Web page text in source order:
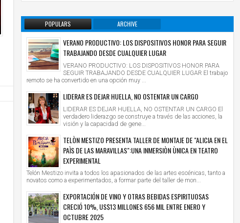
16 Jul
"TRANSITANDO" DESPIDE SU TEMPORADA EN JAZZ
ZONE CON DOS ÚLTIMAS FUNCIONES QUE
CELEBRAN LA FUERZA DE VOLVER A EMPEZAR
2026/7/16
14 Jul
SELVÁMONOS ANUNCIA SU EDICIÓN
CONSOLIDA A OXAPAMPA COMO
TURISMO CULTURAL EN EL PERÚ
POPULARS ARCHIVE
VERANO PRODUCTIVO: LOS DISPOSITIVOS HONOR PARA SEGUIR
TRABAJANDO DESDE CUALQUIER LUGAR
VERANO PRODUCTIVO: LOS DISPOSITIVOS HONOR PARA
SEGUIR TRABAJANDO DESDE CUALQUIER LUGAR El trabajo
remoto se ha convertido en una opción muy ...
LIDERAR ES DEJAR HUELLA, NO OSTENTAR UN CARGO
LIDERAR ES DEJAR HUELLA, NO OSTENTAR UN CARGO El
verdadero liderazgo se construye a través de las acciones, la
visión y la capacidad de gene...
TELÒN MESTIZO PRESENTA TALLER DE MONTAJE DE "ALICIA EN EL
PAÌS DE LAS MARAVILLAS":UNA INMERSIÒN ÙNICA EN TEATRO
EXPERIMENTAL
Telón Mestizo invita a todos los apasionados de las artes escénicas, tanto a
novatos como a experimentados, a formar parte del taller de mon...
EXPORTACIÓN DE VINO Y OTRAS BEBIDAS ESPIRITUOSAS
CRECIÓ 10%, US$13 MILLONES 656 MIL ENTRE ENERO Y
OCTUBRE 2025